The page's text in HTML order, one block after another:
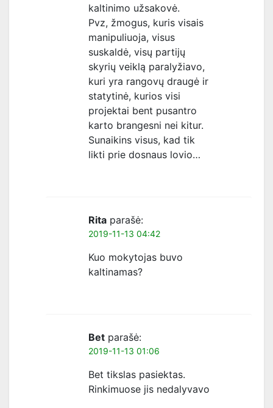
kaltinimo užsakovė.
Pvz, žmogus, kuris visais
manipuliuoja, visus
suskaldė, visų partijų
skyrių veiklą paralyžiavo,
kuri yra rangovų draugė ir
statytinė, kurios visi
projektai bent pusantro
karto brangesni nei kitur.
Sunaikins visus, kad tik
likti prie dosnaus lovio…
Rita parašė:
2019-11-13 04:42
Kuo mokytojas buvo
kaltinamas?
Bet parašė:
2019-11-13 01:06
Bet tikslas pasiektas.
Rinkimuose jis nedalyvavo